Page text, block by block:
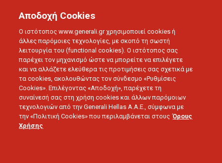
SMART LIVING
Συνταξιοδοτικό
Αποδοχή Cookies
Ο ιστότοπος www.generali.gr χρησιμοποιεί cookies ή
άλλες παρόμοιες τεχνολογίες, με σκοπό τη σωστή
λειτουργία του (functional cookies). Ο ιστότοπος σας
παρέχει τον μηχανισμό ώστε να μπορείτε να επιλέγετε
και να αλλάζετε ελεύθερα τις προτιμήσεις σας σχετικά με
τα cookies, ακολουθώντας τον σύνδεσμο «Ρυθμίσεις
Cookies». Επιλέγοντας «Αποδοχή», παρέχετε τη
συναίνεσή σας στη χρήση cookies και άλλων παρόμοιων
τεχνολογιών από την Generali Hellas A.A.E., σύμφωνα με
την «Πολιτική Cookies» που περιλαμβάνεται στους Όρους
Χρήσης